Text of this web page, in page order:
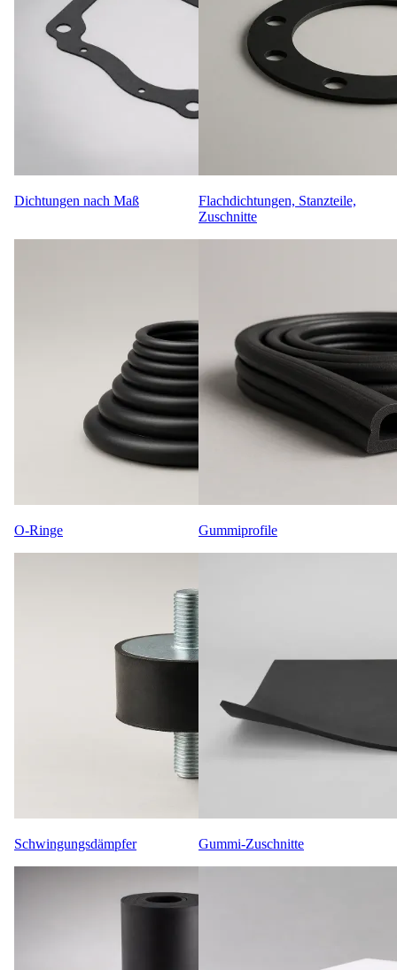
Dichtungen nach Maß
Flachdichtungen, Stanzteile,
Zuschnitte
O-Ringe Gummiprofile
Schwingungsdämpfer Gummi-Zuschnitte